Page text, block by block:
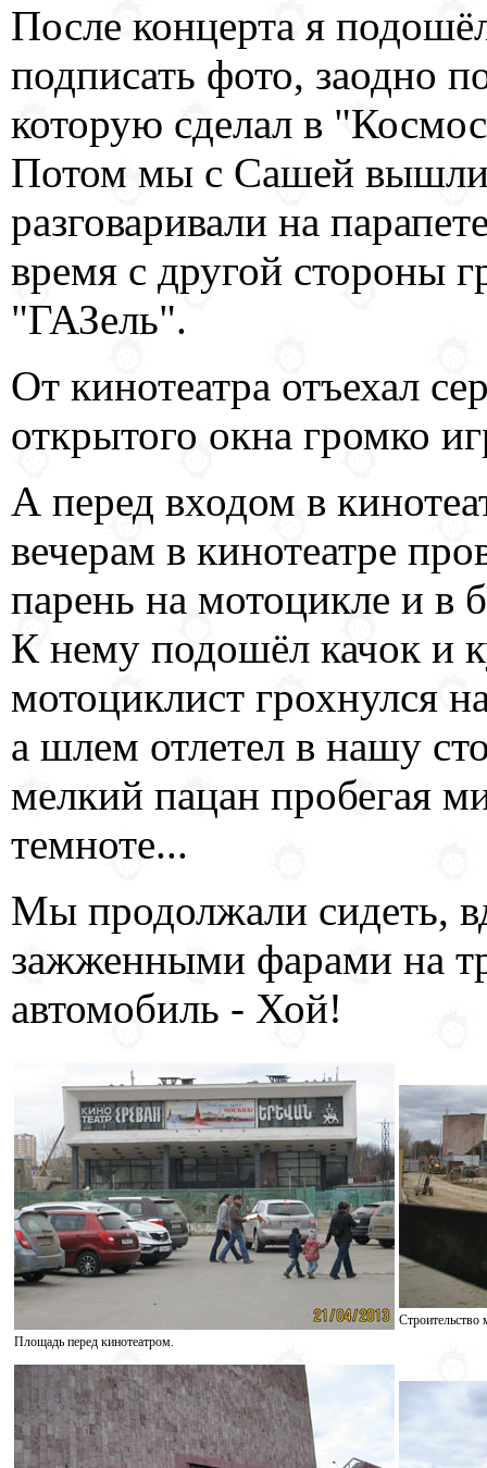
После концерта я
подписать фото, заодно
которую сделал в
Потом мы с Сашей вышли
разговаривали на
время с другой стороны
"ГАЗель".
От кинотеатра отъехал
открытого окна громко
А перед входом в
вечерам в кинотеатре
парень на мотоцикле и в
К нему подошёл качок и
мотоциклист грохнулся
а шлем отлетел в нашу
мелкий пацан пробегая
темноте...
Мы продолжали сидеть,
зажженными фарами на
автомобиль - Хой!
Площадь перед кинотеатром.